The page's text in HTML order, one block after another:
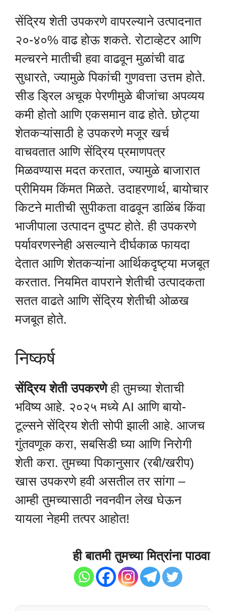
सेंद्रिय शेती उपकरणे वापरल्याने उत्पादनात
२०-४०% वाढ होऊ शकते. रोटाव्हेटर आणि
मल्चरने मातीची हवा वाढवून मुळांची वाढ
सुधारते, ज्यामुळे पिकांची गुणवत्ता उत्तम होते.
सीड ड्रिल अचूक पेरणीमुळे बीजांचा अपव्यय
कमी होतो आणि एकसमान वाढ होते. छोट्या
शेतकऱ्यांसाठी हे उपकरणे मजूर खर्च
वाचवतात आणि सेंद्रिय प्रमाणपत्र
मिळवण्यास मदत करतात, ज्यामुळे बाजारात
प्रीमियम किंमत मिळते. उदाहरणार्थ, बायोचार
किटने मातीची सुपीकता वाढवून डाळिंब किंवा
भाजीपाला उत्पादन दुप्पट होते. ही उपकरणे
पर्यावरणस्नेही असल्याने दीर्घकाळ फायदा
देतात आणि शेतकऱ्यांना आर्थिकदृष्ट्या मजबूत
करतात. नियमित वापराने शेतीची उत्पादकता
सतत वाढते आणि सेंद्रिय शेतीची ओळख
मजबूत होते.
निष्कर्ष
सेंद्रिय शेती उपकरणेही तुमच्या शेताची
भविष्य आहे. २०२५ मध्ये AI आणि बायो-
टूल्सने सेंद्रिय शेती सोपी झाली आहे. आजच
गुंतवणूक करा, सबसिडी घ्या आणि निरोगी
शेती करा. तुमच्या पिकानुसार (रबी/खरीप)
खास उपकरणे हवी असतील तर सांगा –
आम्ही तुमच्यासाठी नवनवीन लेख घेऊन
यायला नेहमी तत्पर आहोत!
ही बातमी तुमच्या मित्रांना पाठवा